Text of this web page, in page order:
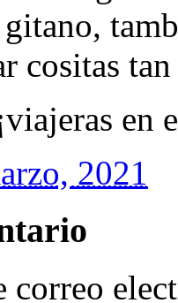
cositas
en
2021
correo